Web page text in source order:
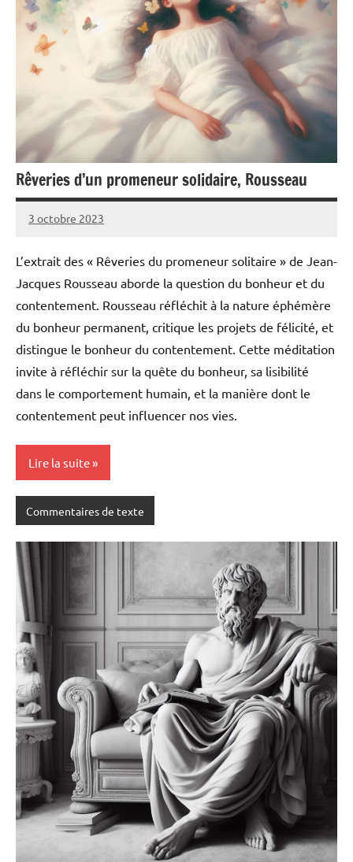
Rêveries d’un promeneur solidaire, Rousseau
3 octobre 2023
Pierre
Aucun
L’extrait des « Rêveries du promeneur solitaire » de Jean-
Jacques Rousseau aborde la question du bonheur et du
contentement. Rousseau réfléchit à la nature éphémère
du bonheur permanent, critique les projets de félicité, et
distingue le bonheur du contentement. Cette méditation
invite à réfléchir sur la quête du bonheur, sa lisibilité
dans le comportement humain, et la manière dont le
contentement peut influencer nos vies.
Lire la suite
Commentaires de texte